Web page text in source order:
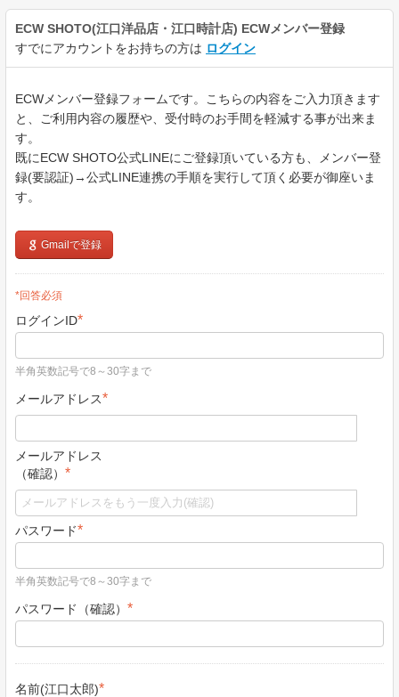
ECW SHOTO(江口洋品店・江口時計店) ECWメンバー登録
すでにアカウントをお持ちの方は ログイン
ECWメンバー登録フォームです。こちらの内容をご入力頂きます
と、ご利用内容の履歴や、受付時のお手間を軽減する事が出来ま
す。
既にECW SHOTO公式LINEにご登録頂いている方も、メンバー登
録(要認証)→公式LINE連携の手順を実行して頂く必要が御座いま
す。
Gmailで登録
*回答必須
ログインID*
半角英数記号で8～30字まで
メールアドレス*
メールアドレス
（確認） *
パスワード*
半角英数記号で8～30字まで
パスワード（確認） *
名前(江口太郎)*